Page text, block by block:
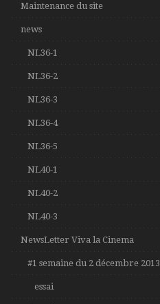
Maintenance du site
news
NL36-1
NL36-2
NL36-3
NL36-4
NL36-5
NL40-1
NL40-2
NL40-3
NewsLetter Viva la Cinema
#1 semaine du 2 décembre 2013
essai